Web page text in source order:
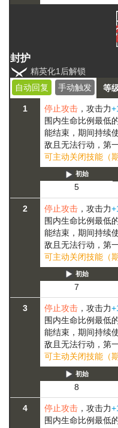
封护
精英化1后解锁
自动回复
手动触发 等
1 停止攻击 ，攻击力
围内生命比例最低
能结束，期间持续
敌且无法行动 ，第
可主动关闭技能（
初始
5
2 停止攻击 ，攻击力
围内生命比例最低
能结束，期间持续
敌且无法行动 ，第
可主动关闭技能（
初始
7
3 停止攻击 ，攻击力
围内生命比例最低
能结束，期间持续
敌且无法行动 ，第
可主动关闭技能（
初始
8
4 停止攻击 ，攻击力
围内生命比例最低